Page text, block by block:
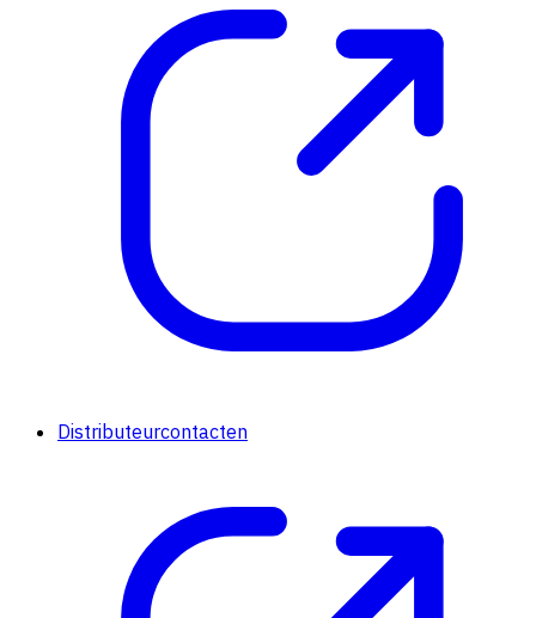
Distributeurcontacten